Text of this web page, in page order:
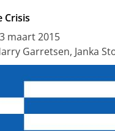
Crisis
maart 2015
Garretsen, Janka